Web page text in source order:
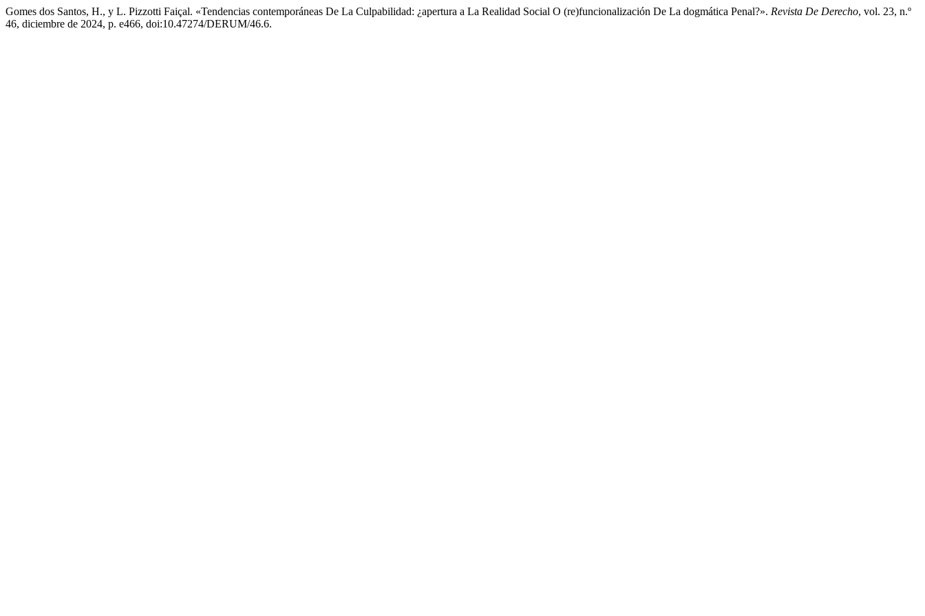
Gomes dos Santos, H., y L. Pizzotti Faiçal. «Tendencias contemporáneas De La Culpabilidad: ¿apertura a La Realidad Social O (re)funcionalización De La dogmática Penal?». Revista De Derecho, vol. 23, n.º
46, diciembre de 2024, p. e466, doi:10.47274/DERUM/46.6.